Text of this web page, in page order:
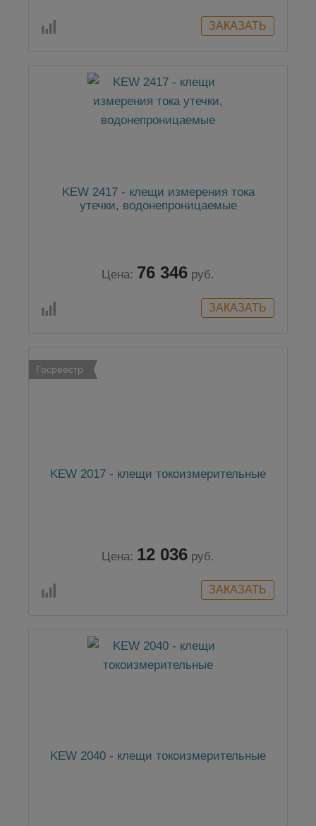
KEW 2417 - клещи измерения тока
утечки, водонепроницаемые
Цена: 76 346 руб.
Госреестр
KEW 2017 - клещи токоизмерительные
Цена: 12 036 руб.
KEW 2040 - клещи токоизмерительные